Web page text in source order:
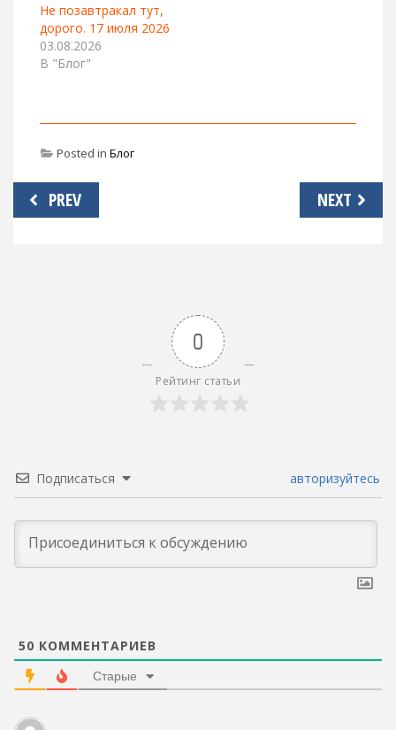
Не позавтракал тут,
дорого. 17 июля 2026
03.08.2026
В "Блог"
Posted in Блог
Навигация
по
PREV NEXT
0
Рейтинг статьи
Подписаться авторизуйтесь
50 КОММЕНТАРИЕВ
Старые